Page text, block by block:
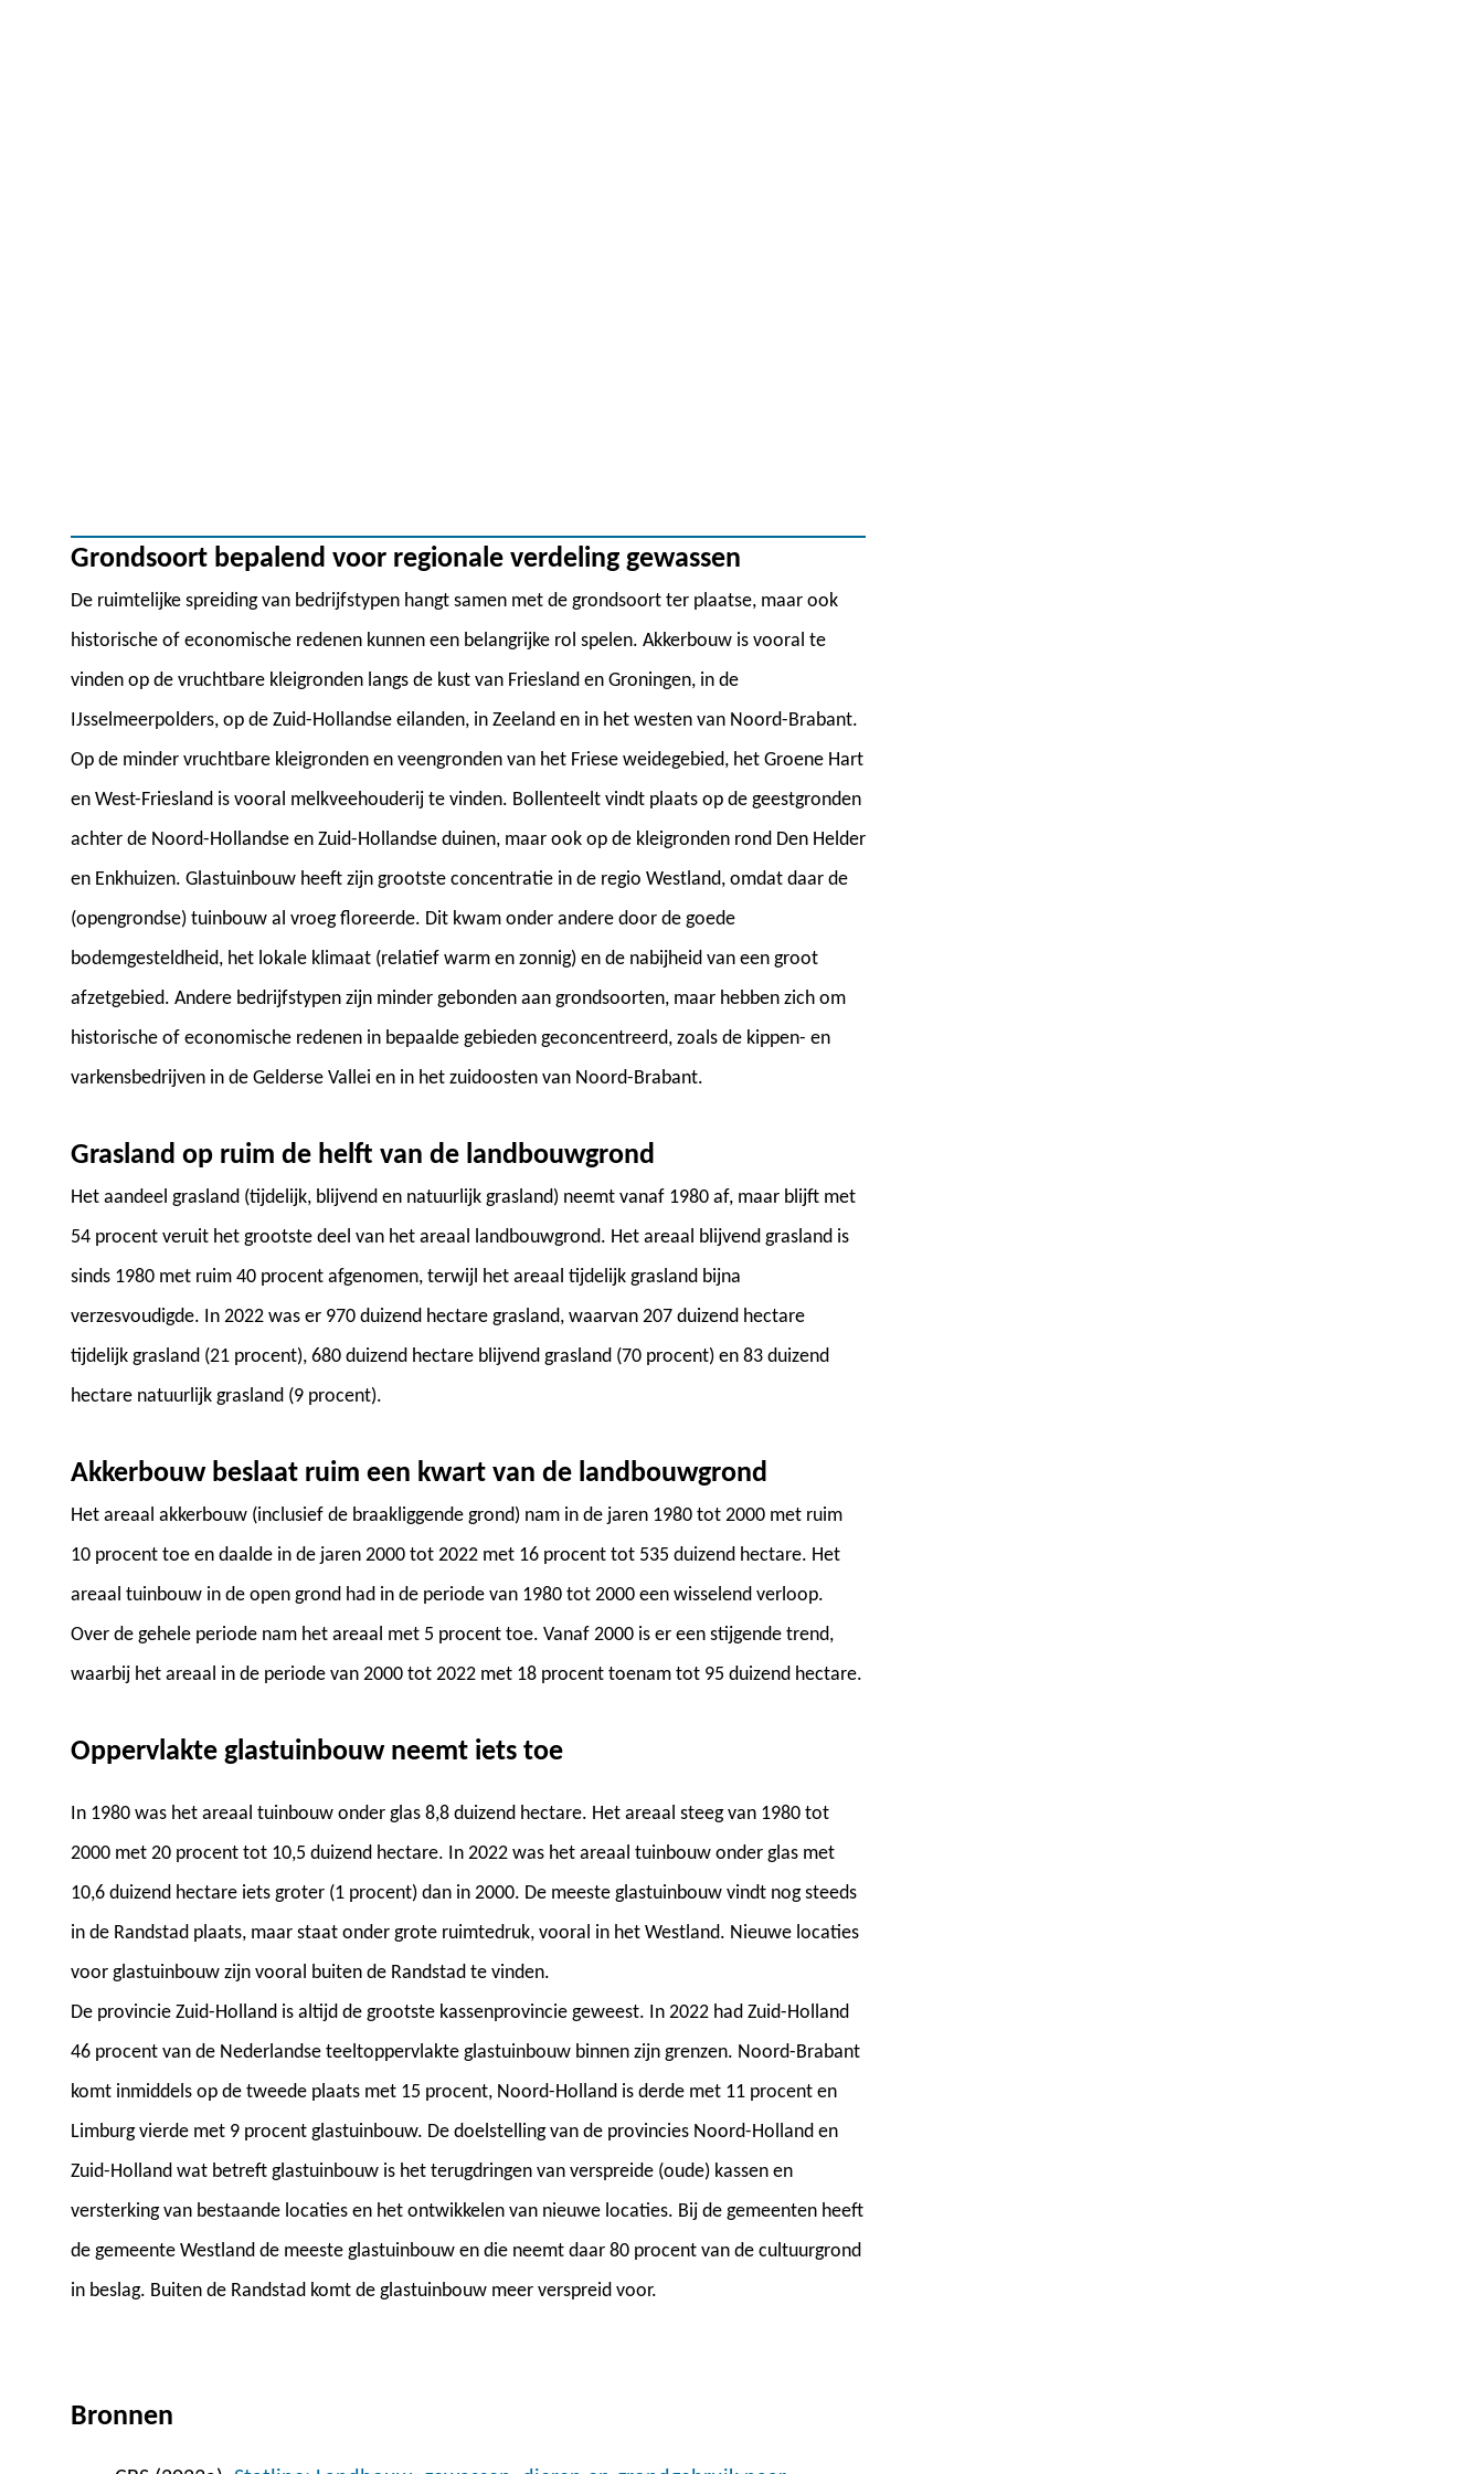
Grondsoort bepalend voor regionale verdeling gewassen
De ruimtelijke spreiding van bedrijfstypen hangt samen met de grondsoort ter plaatse, maar ook
historische of economische redenen kunnen een belangrijke rol spelen. Akkerbouw is vooral te
vinden op de vruchtbare kleigronden langs de kust van Friesland en Groningen, in de
IJsselmeerpolders, op de Zuid-Hollandse eilanden, in Zeeland en in het westen van Noord-Brabant.
Op de minder vruchtbare kleigronden en veengronden van het Friese weidegebied, het Groene Hart
en West-Friesland is vooral melkveehouderij te vinden. Bollenteelt vindt plaats op de geestgronden
achter de Noord-Hollandse en Zuid-Hollandse duinen, maar ook op de kleigronden rond Den Helder
en Enkhuizen. Glastuinbouw heeft zijn grootste concentratie in de regio Westland, omdat daar de
(opengrondse) tuinbouw al vroeg floreerde. Dit kwam onder andere door de goede
bodemgesteldheid, het lokale klimaat (relatief warm en zonnig) en de nabijheid van een groot
afzetgebied. Andere bedrijfstypen zijn minder gebonden aan grondsoorten, maar hebben zich om
historische of economische redenen in bepaalde gebieden geconcentreerd, zoals de kippen- en
varkensbedrijven in de Gelderse Vallei en in het zuidoosten van Noord-Brabant.
Grasland op ruim de helft van de landbouwgrond
Het aandeel grasland (tijdelijk, blijvend en natuurlijk grasland) neemt vanaf 1980 af, maar blijft met
54 procent veruit het grootste deel van het areaal landbouwgrond. Het areaal blijvend grasland is
sinds 1980 met ruim 40 procent afgenomen, terwijl het areaal tijdelijk grasland bijna
verzesvoudigde. In 2022 was er 970 duizend hectare grasland, waarvan 207 duizend hectare
tijdelijk grasland (21 procent), 680 duizend hectare blijvend grasland (70 procent) en 83 duizend
hectare natuurlijk grasland (9 procent).
Akkerbouw beslaat ruim een kwart van de landbouwgrond
Het areaal akkerbouw (inclusief de braakliggende grond) nam in de jaren 1980 tot 2000 met ruim
10 procent toe en daalde in de jaren 2000 tot 2022 met 16 procent tot 535 duizend hectare. Het
areaal tuinbouw in de open grond had in de periode van 1980 tot 2000 een wisselend verloop.
Over de gehele periode nam het areaal met 5 procent toe. Vanaf 2000 is er een stijgende trend,
waarbij het areaal in de periode van 2000 tot 2022 met 18 procent toenam tot 95 duizend hectare.
Oppervlakte glastuinbouw neemt iets toe
In 1980 was het areaal tuinbouw onder glas 8,8 duizend hectare. Het areaal steeg van 1980 tot
2000 met 20 procent tot 10,5 duizend hectare. In 2022 was het areaal tuinbouw onder glas met
10,6 duizend hectare iets groter (1 procent) dan in 2000. De meeste glastuinbouw vindt nog steeds
in de Randstad plaats, maar staat onder grote ruimtedruk, vooral in het Westland. Nieuwe locaties
voor glastuinbouw zijn vooral buiten de Randstad te vinden.
De provincie Zuid-Holland is altijd de grootste kassenprovincie geweest. In 2022 had Zuid-Holland
46 procent van de Nederlandse teeltoppervlakte glastuinbouw binnen zijn grenzen. Noord-Brabant
komt inmiddels op de tweede plaats met 15 procent, Noord-Holland is derde met 11 procent en
Limburg vierde met 9 procent glastuinbouw. De doelstelling van de provincies Noord-Holland en
Zuid-Holland wat betreft glastuinbouw is het terugdringen van verspreide (oude) kassen en
versterking van bestaande locaties en het ontwikkelen van nieuwe locaties. Bij de gemeenten heeft
de gemeente Westland de meeste glastuinbouw en die neemt daar 80 procent van de cultuurgrond
in beslag. Buiten de Randstad komt de glastuinbouw meer verspreid voor.
Bronnen